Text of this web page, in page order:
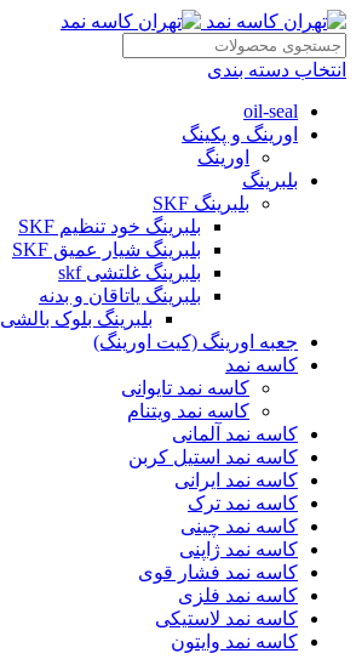
انتخاب دسته بندی
oil-seal
اورینگ و پکینگ
اورینگ
بلبرینگ
بلبرینگ SKF
بلبرینگ خود تنظیم SKF
بلبرینگ شیار عمیق SKF
بلبرینگ غلتشی skf
بلبرینگ یاتاقان و بدنه
بلبرینگ بلوک بالشی
جعبه اورینگ (کیت اورینگ)
کاسه نمد
کاسه نمد تایوانی
کاسه نمد ویتنام
کاسه نمد آلمانی
کاسه نمد استیل کربن
کاسه نمد ایرانی
کاسه نمد ترک
کاسه نمد چینی
کاسه نمد ژاپنی
کاسه نمد فشار قوی
کاسه نمد فلزی
کاسه نمد لاستیکی
کاسه نمد وایتون